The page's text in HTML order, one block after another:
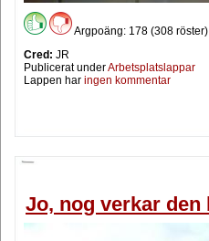
Argpoäng: 178 (308 röster)
Cred: JR
Publicerat underArbetsplatslappar
Lappen har ingen kommentar
Jo, nog verkar den